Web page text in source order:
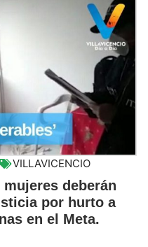
VILLAVICENCIO
deberán
por hurto a
en el Meta.